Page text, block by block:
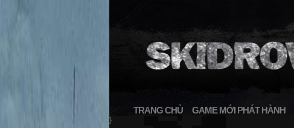
TRANG CHỦ GAME MỚI PHÁT HÀNH
}